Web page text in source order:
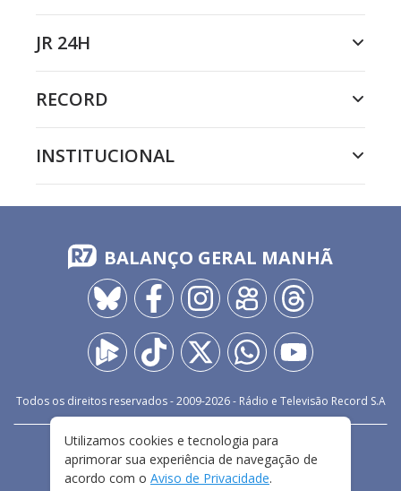
JR 24H
RECORD
INSTITUCIONAL
BALANÇO GERAL MANHÃ
Todos os direitos reservados - 2009-2026- Rádio e Televisão Record S.A
FALE CONOSCO
PRIVACIDADE
TERMOS E CONDIÇÕES DE USO
Utilizamos cookies e tecnologia para
aprimorar sua experiência de navegação de
acordo com o Aviso de Privacidade.